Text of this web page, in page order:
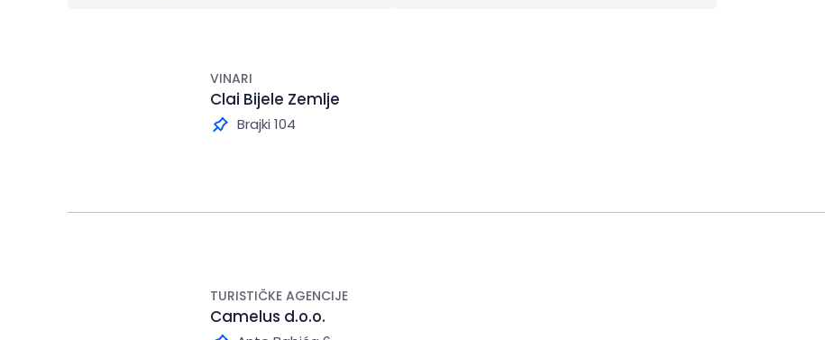
VINARI
Clai Bijele Zemlje
Brajki 104
TURISTIČKE AGENCIJE
Camelus d.o.o.